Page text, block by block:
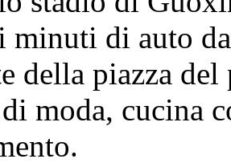
minuti di auto
della piazza
moda, cucina